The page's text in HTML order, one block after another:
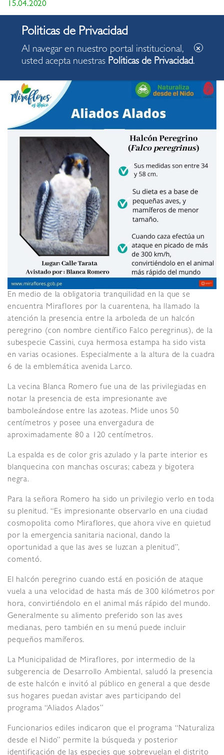
15.04.2020
Impresionante ave aparece de vez en cuando por la
emblemática avenida Larco, aprovechando la quietud y el
silencio provocado por la cuarentena.
En medio de la obligatoria tranquilidad en la que se
encuentra Miraflores por la cuarentena, ha llamado la
atención la presencia entre la arboleda de un halcón
peregrino (con nombre científico Falco peregrinus), de la
subespecie Cassini, cuya hermosa estampa ha sido vista
en varias ocasiones. Especialmente a la altura de la cuadra
6 de la emblemática avenida Larco.
La vecina Blanca Romero fue una de las privilegiadas en
notar la presencia de esta impresionante ave
bamboleándose entre las azoteas. Mide unos 50
centímetros y posee una envergadura de
aproximadamente 80 a 120 centímetros.
La espalda es de color gris azulado y la parte interior es
blanquecina con manchas oscuras; cabeza y bigotera
negra.
Para la señora Romero ha sido un privilegio verlo en toda
su plenitud. “Es impresionante observarlo en una ciudad
cosmopolita como Miraflores, que ahora vive en quietud
por la emergencia sanitaria nacional, dando la
oportunidad a que las aves se luzcan a plenitud”,
comentó.
El halcón peregrino cuando está en posición de ataque
vuela a una velocidad de hasta más de 300 kilómetros por
hora, convirtiéndolo en el animal más rápido del mundo.
Generalmente su alimento preferido son las aves
medianas, pero también en su menú puede incluir
pequeños mamíferos.
La Municipalidad de Miraflores, por intermedio de la
subgerencia de Desarrollo Ambiental, saludó la presencia
de este halcón e invitó al público en general a que desde
sus hogares puedan avistar aves participando del
programa “Aliados Alados”
Funcionarios ediles indicaron que el programa “Naturaliza
desde el Nido” permite la búsqueda y posterior
identificación de las especies que sobrevuelan el distrito
Al navegar en nuestro portal institucional,
usted acepta nuestras Politicas de Privacidad.